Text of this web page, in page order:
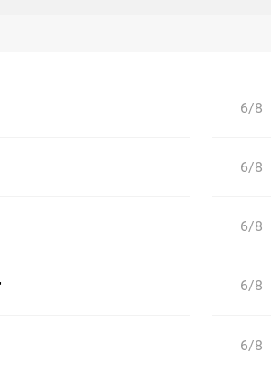
6/8
6/8
6/8
6/8
6/8